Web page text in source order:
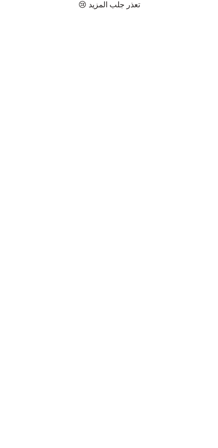
تعذر جلب المزيد 😢